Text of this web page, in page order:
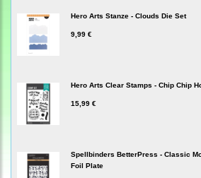
Hero Arts Stanze - Clouds Die Set
9,99 €
Hero Arts Clear Stamps - Chip Chip
15,99 €
Spellbinders BetterPress - Classic
Foil Plate